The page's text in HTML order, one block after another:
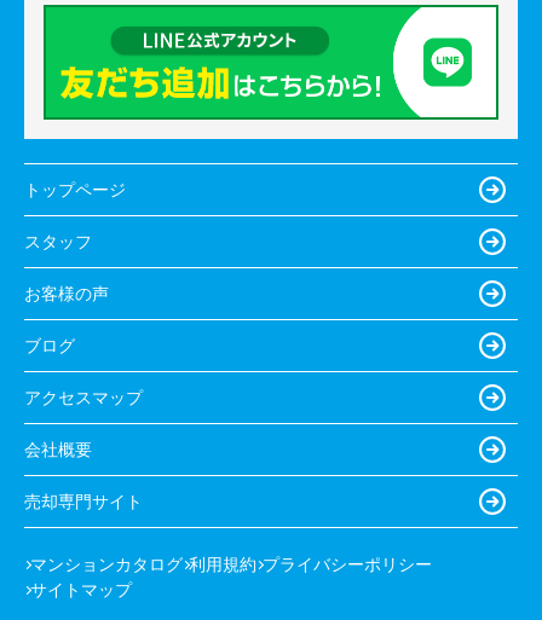
トップページ
スタッフ
お客様の声
ブログ
アクセスマップ
会社概要
売却専門サイト
マンションカタログ 利用規約 プライバシーポリシー
サイトマップ